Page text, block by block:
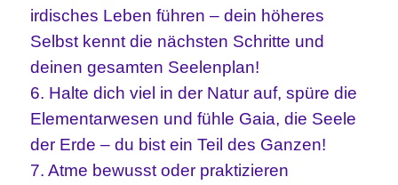
irdisches Leben führen – dein höheres
Selbst kennt die nächsten Schritte und
deinen gesamten Seelenplan!
6. Halte dich viel in der Natur auf, spüre die
Elementarwesen und fühle Gaia, die Seele
der Erde – du bist ein Teil des Ganzen!
7. Atme bewusst oder praktizieren